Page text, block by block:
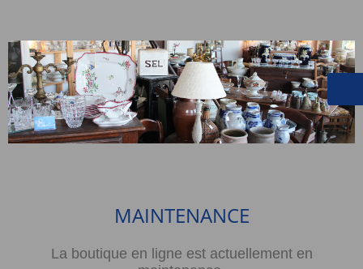
MAINTENANCE
La boutique en ligne est actuellement en